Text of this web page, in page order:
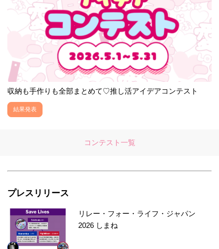
収納も手作りも全部まとめて♡推し活アイデアコンテスト
結果発表
コンテスト一覧
プレスリリース
リレー・フォー・ライフ・ジャパン
2026 しまね